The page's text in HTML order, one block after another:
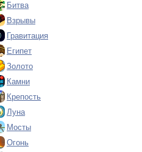
Битва
Взрывы
Гравитация
Египет
Золото
Камни
Крепость
Луна
Мосты
Огонь